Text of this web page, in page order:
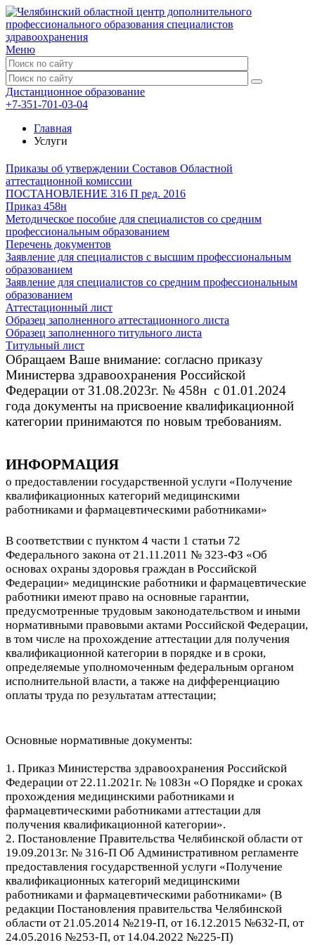
Меню
Дистанционное образование
+7-351-701-03-04
Главная
Услуги
Приказы об утверждении Составов Областной
аттестационной комиссии
ПОСТАНОВЛЕНИЕ 316 П ред. 2016
Приказ 458н
Методическое пособие для специалистов со средним
профессиональным образованием
Перечень документов
Заявление для специалистов с высшим профессиональным
образованием
Заявление для специалистов со средним профессиональным
образованием
Аттестационный лист
Образец заполненного аттестационного листа
Образец заполненного титульного листа
Титульный лист
Обращаем Ваше внимание: согласно приказу
Министерва здравоохранения Российской
Федерации от 31.08.2023г. № 458н с 01.01.2024
года документы на присвоение квалификационной
категории принимаются по новым требованиям.
ИНФОРМАЦИЯ
о предоставлении государственной услуги «Получение
квалификационных категорий медицинскими
работниками и фармацевтическими работниками»
В соответствии с пунктом 4 части 1 статьи 72
Федерального закона от 21.11.2011 № 323-ФЗ «Об
основах охраны здоровья граждан в Российской
Федерации» медицинские работники и фармацевтические
работники имеют право на основные гарантии,
предусмотренные трудовым законодательством и иными
нормативными правовыми актами Российской Федерации,
в том числе на прохождение аттестации для получения
квалификационной категории в порядке и в сроки,
определяемые уполномоченным федеральным органом
исполнительной власти, а также на дифференциацию
оплаты труда по результатам аттестации;
Основные нормативные документы:
1. Приказ Министерства здравоохранения Российской
Федерации от 22.11.2021г. № 1083н «О Порядке и сроках
прохождения медицинскими работниками и
фармацевтическими работниками аттестации для
получения квалификационной категории».
2. Постановление Правительства Челябинской области от
19.09.2013г. № 316-П Об Административном регламенте
предоставления государственной услуги «Получение
квалификационных категорий медицинскими
работниками и фармацевтическими работниками» (В
редакции Постановления правительства Челябинской
области от 21.05.2014 №219-П, от 16.12.2015 №632-П, от
24.05.2016 №253-П, от 14.04.2022 №225-П)